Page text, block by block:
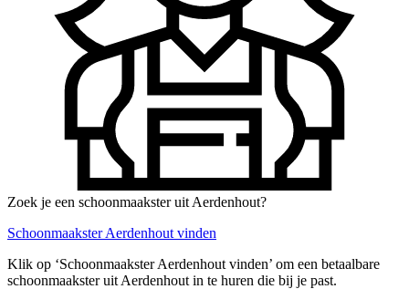
Zoek je een schoonmaakster uit Aerdenhout?
Schoonmaakster Aerdenhout vinden
Klik op ‘Schoonmaakster Aerdenhout vinden’ om een betaalbare
schoonmaakster uit Aerdenhout in te huren die bij je past.